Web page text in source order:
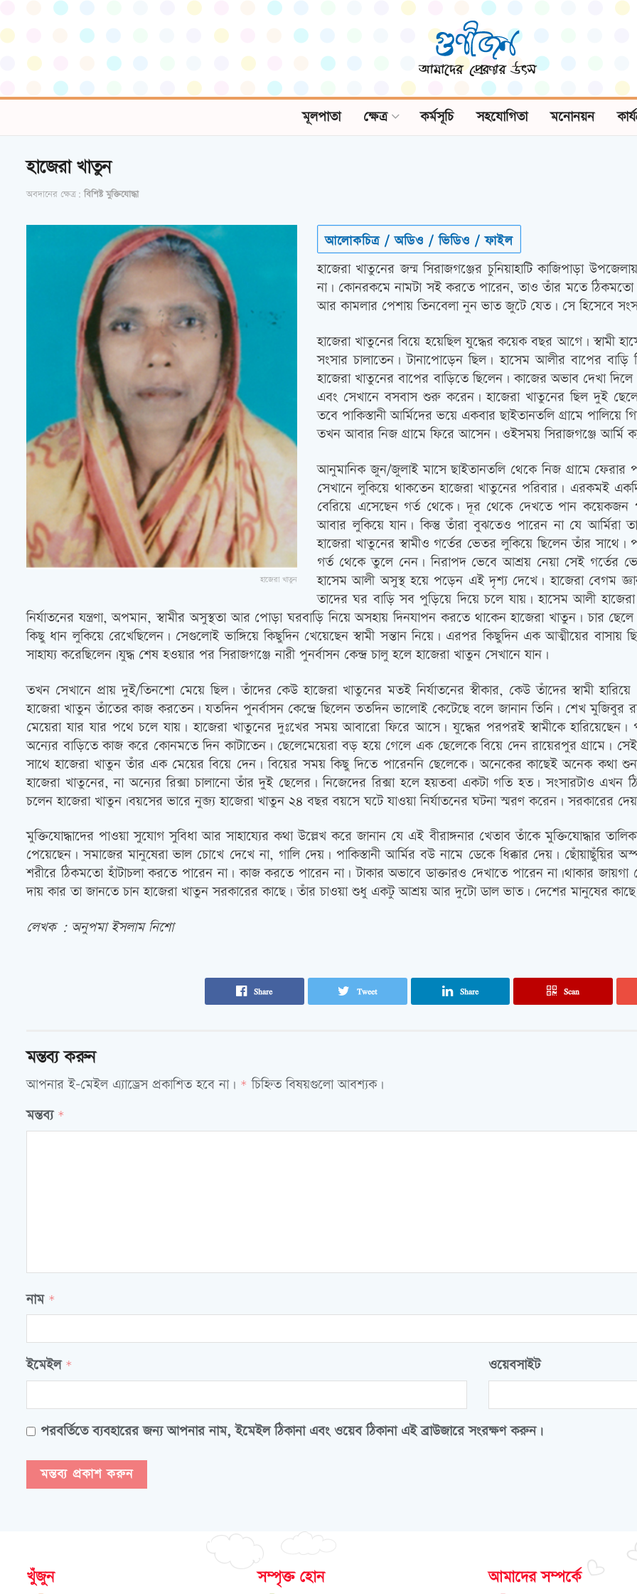
মূলপাতা ক্ষেত্র কর্মসূচি সহযোগিতা মনোনয়ন
হাজেরা খাতুন
অবদানের ক্ষেত্র: বিশিষ্ট মুক্তিযোদ্ধা
হাজেরা খাতুন
আলোকচিত্র / অডিও / ভিডিও / ফাইল
হাজেরা খাতুনের জন্ম সিরাজগঞ্জের চুনিয়াহাটি কাজিপাড়া
না। কোনরকমে নামটা সই করতে পারেন, তাও তাঁর মতে
আর কামলার পেশায় তিনবেলা নুন ভাত জুটে যেত। সে হিসেবে
হাজেরা খাতুনের বিয়ে হয়েছিল যুদ্ধের কয়েক বছর আগে। স্বামী
সংসার চালাতেন। টানাপোড়েন ছিল। হাসেম আলীর বাপের বাড়ি
হাজেরা খাতুনের বাপের বাড়িতে ছিলেন। কাজের অভাব দেখা দিলে
এবং সেখানে বসবাস শুরু করেন। হাজেরা খাতুনের ছিল দুই
তবে পাকিস্তানী আর্মিদের ভয়ে একবার ছাইতানতলি গ্রামে
তখন আবার নিজ গ্রামে ফিরে আসেন। ওইসময় সিরাজগঞ্জে আর্মি
আনুমানিক জুন/জুলাই মাসে ছাইতানতলি থেকে নিজ গ্রামে ফেরার
সেখানে লুকিয়ে থাকতেন হাজেরা খাতুনের পরিবার। এরকমই
বেরিয়ে এসেছেন গর্ত থেকে। দূর থেকে দেখতে পান কয়েকজন
আবার লুকিয়ে যান। কিন্তু তাঁরা বুঝতেও পারেন না যে
হাজেরা খাতুনের স্বামীও গর্তের ভেতর লুকিয়ে ছিলেন তাঁর সাথে।
গর্ত থেকে তুলে নেন। নিরাপদ ভেবে আশ্রয় নেয়া সেই গর্তের
হাসেম আলী অসুস্থ হয়ে পড়েন এই দৃশ্য দেখে। হাজেরা বেগম
তাদের ঘর বাড়ি সব পুড়িয়ে দিয়ে চলে যায়। হাসেম আলী
নির্যাতনের যন্ত্রণা, অপমান, স্বামীর অসুস্থতা আর পোড়া ঘরবাড়ি নিয়ে অসহায় দিনযাপন করতে থাকেন হাজেরা খাতুন। চার
কিছু ধান লুকিয়ে রেখেছিলেন। সেগুলোই ভাঙ্গিয়ে কিছুদিন খেয়েছেন স্বামী সন্তান নিয়ে। এরপর কিছুদিন এক আত্মীয়ের বাসায়
সাহায্য করেছিলেন।যুদ্ধ শেষ হওয়ার পর সিরাজগঞ্জে নারী পুনর্বাসন কেন্দ্র চালু হলে হাজেরা খাতুন সেখানে যান।
তখন সেখানে প্রায় দুই/তিনশো মেয়ে ছিল। তাঁদের কেউ হাজেরা খাতুনের মতই নির্যাতনের স্বীকার, কেউ তাঁদের স্বামী
হাজেরা খাতুন তাঁতের কাজ করতেন। যতদিন পুনর্বাসন কেন্দ্রে ছিলেন ততদিন ভালোই কেটেছে বলে জানান তিনি। শেখ মুজিবুর
মেয়েরা যার যার পথে চলে যায়। হাজেরা খাতুনের দুঃখের সময় আবারো ফিরে আসে। যুদ্ধের পরপরই স্বামীকে হারিয়েছেন।
অন্যের বাড়িতে কাজ করে কোনমতে দিন কাটাতেন। ছেলেমেয়েরা বড় হয়ে গেলে এক ছেলেকে বিয়ে দেন রায়েরপুর গ্রামে।
সাথে হাজেরা খাতুন তাঁর এক মেয়ের বিয়ে দেন। বিয়ের সময় কিছু দিতে পারেননি ছেলেকে। অনেকের কাছেই অনেক কথা
হাজেরা খাতুনের, না অন্যের রিক্সা চালানো তাঁর দুই ছেলের। নিজেদের রিক্সা হলে হয়তবা একটা গতি হত। সংসারটাও
চলেন হাজেরা খাতুন।বয়সের ভারে নুব্জ্য হাজেরা খাতুন ২৪ বছর বয়সে ঘটে যাওয়া নির্যাতনের ঘটনা স্মরণ করেন। সরকারের
মুক্তিযোদ্ধাদের পাওয়া সুযোগ সুবিধা আর সাহায্যের কথা উল্লেখ করে জানান যে এই বীরাঙ্গনার খেতাব তাঁকে মুক্তিযোদ্ধার
পেয়েছেন। সমাজের মানুষেরা ভাল চোখে দেখে না, গালি দেয়। পাকিস্তানী আর্মির বউ নামে ডেকে ধিক্কার দেয়। ছোঁয়াছুঁয়ির
শরীরে ঠিকমতো হাঁটাচলা করতে পারেন না। কাজ করতে পারেন না। টাকার অভাবে ডাক্তারও দেখাতে পারেন না।থাকার
দায় কার তা জানতে চান হাজেরা খাতুন সরকারের কাছে। তাঁর চাওয়া শুধু একটু আশ্রয় আর দুটো ডাল ভাত। দেশের মানুষের
লেখক : অনুপমা ইসলাম নিশো
Share Tweet Share Scan
মন্তব্য করুন
আপনার ই-মেইল এ্যাড্রেস প্রকাশিত হবে না। * চিহ্নিত বিষয়গুলো আবশ্যক।
মন্তব্য *
নাম *
ইমেইল * ওয়েবসাইট
পরবর্তিতে ব্যবহারের জন্য আপনার নাম, ইমেইল ঠিকানা এবং ওয়েব ঠিকানা এই ব্রাউজারে সংরক্ষণ করুন।
খুঁজুন সম্পৃক্ত হোন আমাদের সম্পর্কে